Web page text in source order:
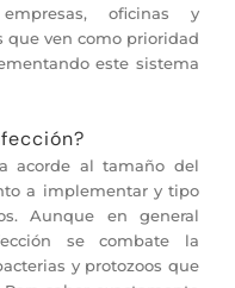
oficinas y
ven como prioridad
este sistema
acorde al tamaño del
a implementar y tipo
Aunque en general
se combate la
y protozoos que